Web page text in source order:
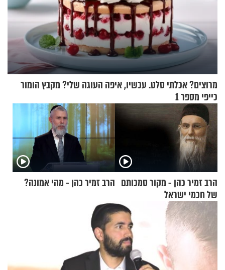
מרוצים? אכלתי סלט. עכשיו, איפה העוגה שלי? מקבץ הומור
כייפי מספר 1
הרב זמיר כהן - מקור סמכותם
של חכמי ישראל
הרב זמיר כהן - מהי אמונה?